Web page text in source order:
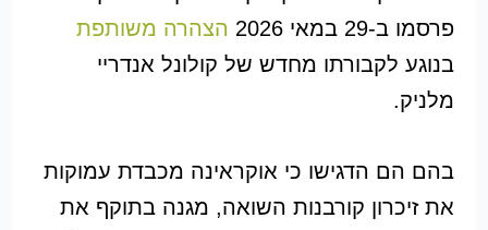
פרסמו ב-29 במאי 2026
הצהרה משותפת
בנוגע לקבורתו מחדש של קולונל אנדריי
מלניק.
בהם הם הדגישו כי אוקראינה מכבדת עמוקות
את זיכרון קורבנות השואה, מגנה בתוקף את